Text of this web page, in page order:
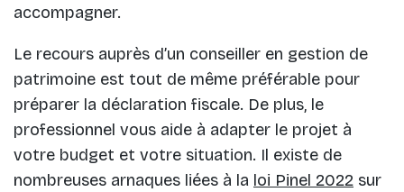
accompagner.
Le recours auprès d’un conseiller en gestion de
patrimoine est tout de même préférable pour
préparer la déclaration fiscale. De plus, le
professionnel vous aide à adapter le projet à
votre budget et votre situation. Il existe de
nombreuses arnaques liées à la loi Pinel 2022 sur